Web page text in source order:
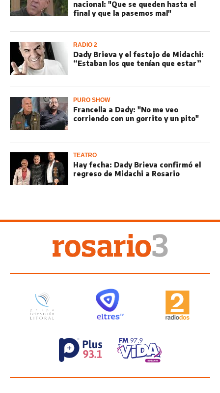
nacional: "Que se queden hasta el
final y que la pasemos mal"
RADIO 2
Dady Brieva y el festejo de Midachi:
“Estaban los que tenían que estar”
PURO SHOW
Francella a Dady: "No me veo
corriendo con un gorrito y un pito"
TEATRO
Hay fecha: Dady Brieva confirmó el
regreso de Midachi a Rosario